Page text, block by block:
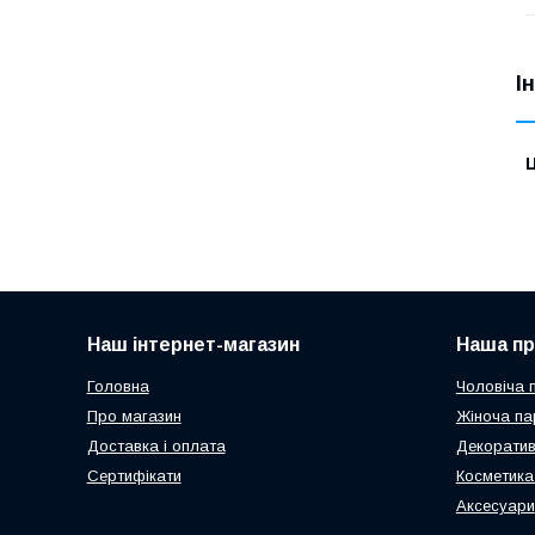
Наш інтернет-магазин
Головна
Про магазин
Доставка і оплата
Сертифікати
Наша
Чоловіча
Жіноча
Аксесуари